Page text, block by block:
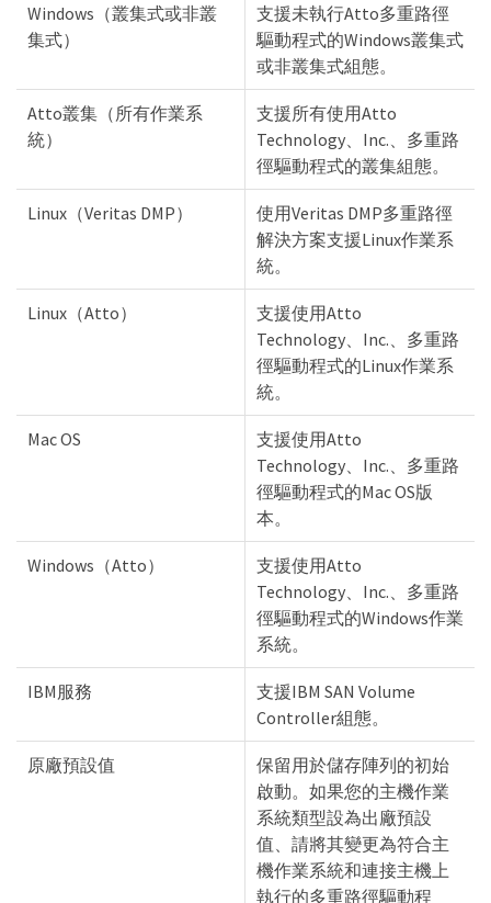
Windows（叢集式或非叢
集式）
支援未執行Atto多重路徑
驅動程式的Windows叢集式
或非叢集式組態。
Atto叢集（所有作業系
統）
支援所有使用Atto
Technology、Inc.、多重路
徑驅動程式的叢集組態。
Linux（Veritas DMP）
使用Veritas DMP多重路徑
解決方案支援Linux作業系
統。
Linux（Atto）
支援使用Atto
Technology、Inc.、多重路
徑驅動程式的Linux作業系
統。
Mac OS
支援使用Atto
Technology、Inc.、多重路
徑驅動程式的Mac OS版
本。
Windows（Atto）
支援使用Atto
Technology、Inc.、多重路
徑驅動程式的Windows作業
系統。
IBM服務
支援IBM SAN Volume
Controller組態。
原廠預設值
保留用於儲存陣列的初始
啟動。如果您的主機作業
系統類型設為出廠預設
值、請將其變更為符合主
機作業系統和連接主機上
執行的多重路徑驅動程